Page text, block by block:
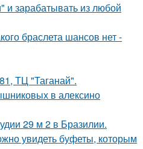
и зарабатывать из любой
браслета шансов нет -
ТЦ "Таганай".
в алексино
29 м 2 в Бразилии.
увидеть буфеты, которым